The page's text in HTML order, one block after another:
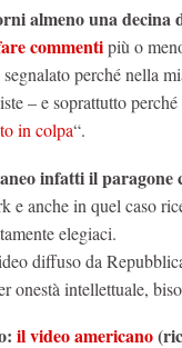
almeno una decina
commentipiù o
perché nella
– e soprattutto
in colpa“.
infatti il
e anche in quel caso
elegiaci.
diffuso da
onestà intellettuale,
il video americano